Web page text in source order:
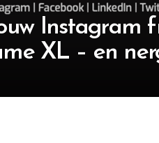
Instagram
XL – en